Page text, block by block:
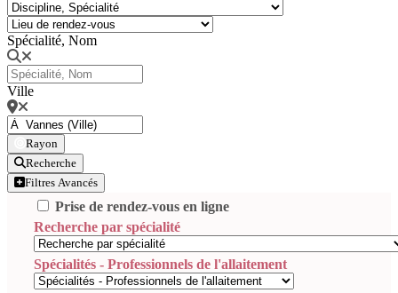
Spécialité, Nom
Ville
Rayon
Recherche
Filtres Avancés
Prise de rendez-vous en ligne
Recherche par spécialité
Spécialités - Professionnels de l'allaitement